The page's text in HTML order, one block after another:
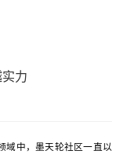
力
域中，墨天轮社区一直以